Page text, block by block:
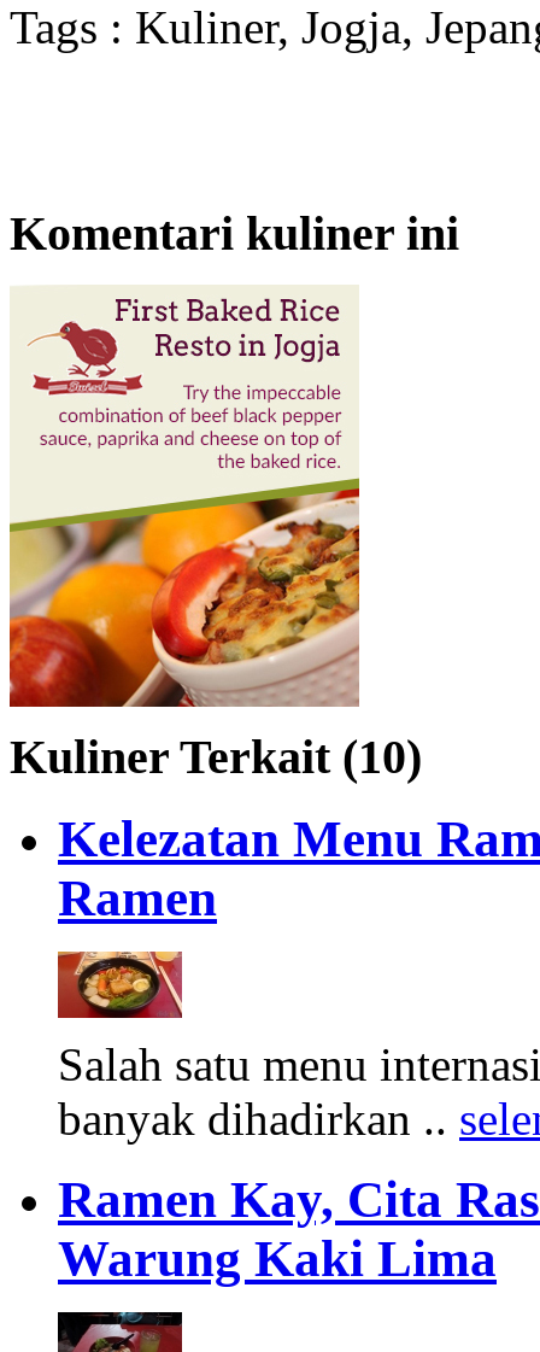
Tags : Kuliner, Jogja,
Komentari kuliner ini
Kuliner Terkait (10)
Kelezatan Menu
Ramen
Salah satu menu
banyak dihadirkan ..
Ramen Kay, Cita
Warung Kaki Lima